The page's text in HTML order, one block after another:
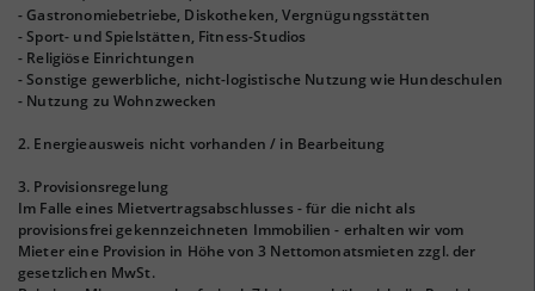
- Gastronomiebetriebe, Diskotheken, Vergnügungsstätten
- Sport- und Spielstätten, Fitness-Studios
- Religiöse Einrichtungen
- Sonstige gewerbliche, nicht-logistische Nutzung wie Hundeschulen
- Nutzung zu Wohnzwecken
2. Energieausweis nicht vorhanden / in Bearbeitung
3. Provisionsregelung
Im Falle eines Mietvertragsabschlusses - für die nicht als
provisionsfrei gekennzeichneten Immobilien - erhalten wir vom
Mieter eine Provision in Höhe von 3 Nettomonatsmieten zzgl. der
gesetzlichen MwSt.